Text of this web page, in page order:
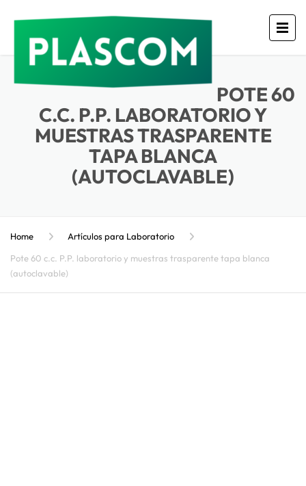
POTE 60
C.C. P.P. LABORATORIO Y
MUESTRAS TRASPARENTE
TAPA BLANCA
(AUTOCLAVABLE)
Home
Artículos para Laboratorio
Pote 60 c.c. P.P. laboratorio y muestras trasparente tapa blanca
(autoclavable)